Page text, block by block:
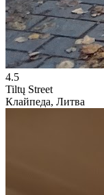
4.5
Tiltų Street
Клайпеда, Литва